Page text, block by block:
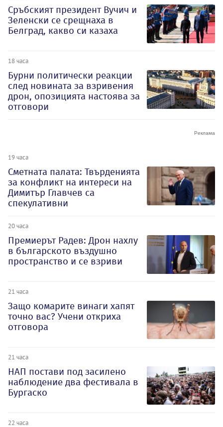
Сръбският президент Вучич и
Зеленски се срещнаха в
Белград, какво си казаха
18 часа
Бурни политически реакции
след новината за взривения
дрон, опозицията настоява за
отговори
19 часа
Сметната палата: Твърденията
за конфликт на интереси на
Димитър Главчев са
спекулативни
20 часа
Премиерът Радев: Дрон нахлу
в българското въздушно
пространство и се взриви
21 часа
Защо комарите винаги хапят
точно вас? Учени откриха
отговора
21 часа
НАП постави под засилено
наблюдение два фестивала в
Бургаско
22 часа